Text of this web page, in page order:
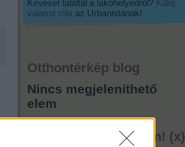
Keveset találtál a lakóhelyedről? Küldj
valamit róla az Urbanistának!
Otthontérkép blog
Nincs megjeleníthető
elem
Hirdess lakást ingyen! (x)